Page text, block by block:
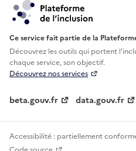
Ce service fait partie de la
Découvrez les outils qui portent
chaque service, son objectif.
Découvrez nos services
beta.gouv.fr data.gouv.fr
Accessibilité : partiellement